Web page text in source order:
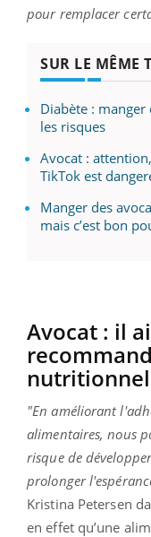
pour remplacer
SUR LE MÊME
Diabète :
les risques
Avocat :
TikTok est
Manger des
mais c’est bon
Avocat : il
"En améliorant
alimentaires, nous
risque de
prolonger
Kristina Petersen
en effet qu’une